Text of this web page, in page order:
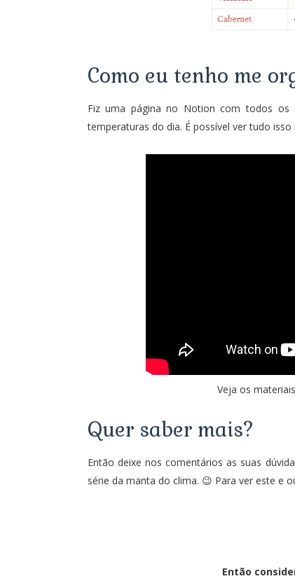
Como eu tenho me
Fiz uma página no Notion com todos
temperaturas do dia. É possível ver tudo isso
Veja os
Quer saber mais?
Então deixe nos comentários as suas
série da manta do clima. 😉 Para ver este e
Então